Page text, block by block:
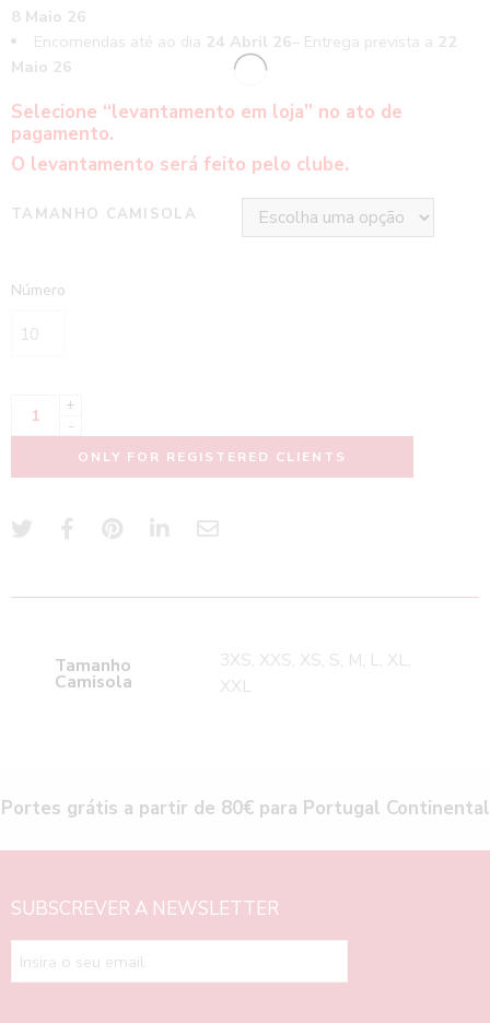
8 Maio 26
Encomendas até ao dia 24 Abril 26– Entrega prevista a 22
Maio 26
Selecione “levantamento em loja” no ato de
pagamento.
O levantamento será feito pelo clube.
TAMANHO CAMISOLA
Número
+
-
ONLY FOR REGISTERED CLIENTS
Tamanho
Camisola
3XS, XXS, XS, S, M, L, XL,
XXL
Portes grátis a partir de 80€ para Portugal Continental
SUBSCREVER A NEWSLETTER